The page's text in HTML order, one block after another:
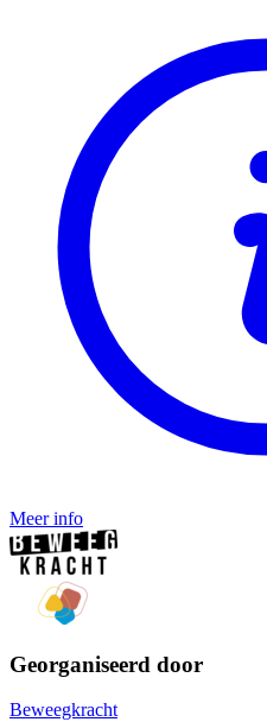
Meer info
Georganiseerd door
Beweegkracht